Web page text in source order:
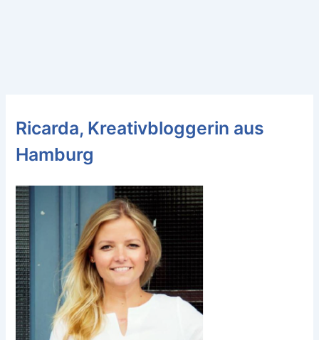
Ricarda, Kreativbloggerin aus
Hamburg